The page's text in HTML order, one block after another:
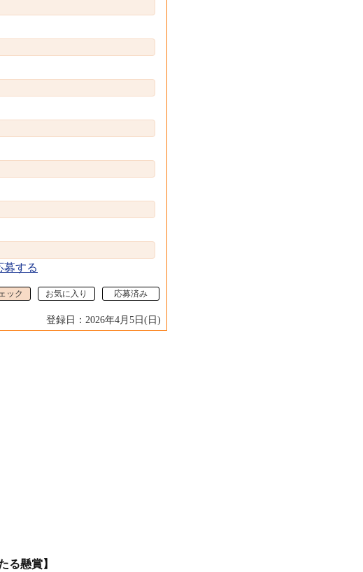
募する
ック お気に入り 応募済み
登録日：2026年4月5日(日)
る懸賞】